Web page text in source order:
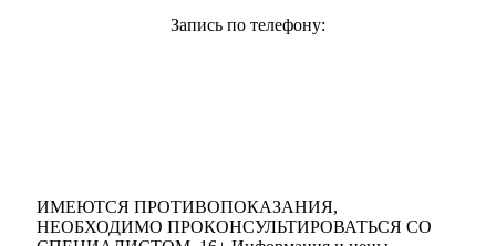
Запись по телефону:
ИМЕЮТСЯ ПРОТИВОПОКАЗАНИЯ,
НЕОБХОДИМО ПРОКОНСУЛЬТИРОВАТЬСЯ СО